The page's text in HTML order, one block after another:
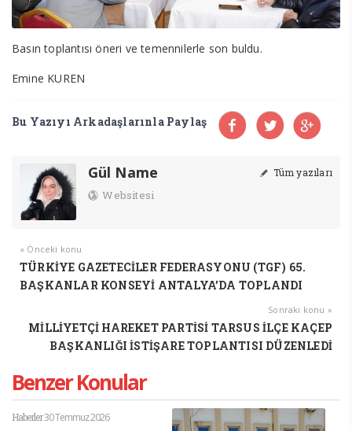
Basın toplantısı öneri ve temennilerle son buldu.
Emine KUREN
Bu Yazıyı Arkadaşlarınla Paylaş
Gül Name Tüm yazıları
Websitesi
« Önceki konu
TÜRKİYE GAZETECİLER FEDERASYONU (TGF) 65.
BAŞKANLAR KONSEYİ ANTALYA’DA TOPLANDI
Sonraki konu »
MİLLİYETÇİ HAREKET PARTİSİ TARSUS İLÇE KAÇEP
BAŞKANLIĞI İSTİŞARE TOPLANTISI DÜZENLEDİ
Benzer Konular
Haberler30 Temmuz 2026